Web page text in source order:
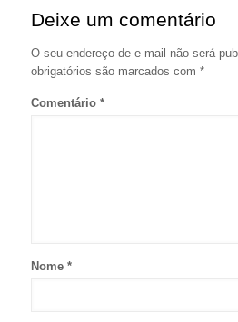
Deixe um comentário
O seu endereço de e-mail não será
obrigatórios são marcados com *
Comentário *
Nome *